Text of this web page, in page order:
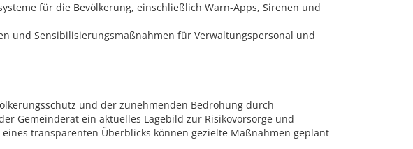
für die Bevölkerung, einschließlich Warn-Apps, Sirenen und
und Sensibilisierungsmaßnahmen für Verwaltungspersonal und
und der zunehmenden Bedrohung durch
Gemeinderat ein aktuelles Lagebild zur Risikovorsorge und
transparenten Überblicks können gezielte Maßnahmen geplant